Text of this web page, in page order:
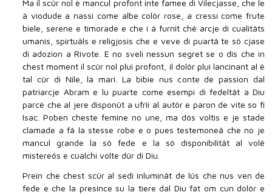
Ma il scûr nol è mancul profont inte famee di Vilecjasse, che le
à viodude a nassi come albe colôr rose, a cressi come frute
biele, serene e timorade e che i à furnît chê arcje di cualitâts
umanis, spirtuâls e religjosis che e veve di puartâ te sô cjase
di adozion a Rivote. E no sveli nessun segret se o dîs che in
chest moment il scûr nol plui profont, il dolôr plui lancinant al è
tal cûr di Nile, la mari. La bibie nus conte de passion dal
patriarcje Abram e lu puarte come esempi di fedeltât a Diu
parcè che al jere disponût a ufrîi al autôr e paron de vite so fî
Isac. Poben cheste femine no une, ma dôs voltis e je stade
clamade a fâ la stesse robe e o pues testemoneâ che no je
mancul grande la sô fede e la sô disponibilitât al volê
mistereôs e cualchi volte dûr di Diu.
Preìn che chest scûr al sedi inluminât de lûs che nus ven de
fede e che la presince su la tiere dal Diu fat om cun dolôr e